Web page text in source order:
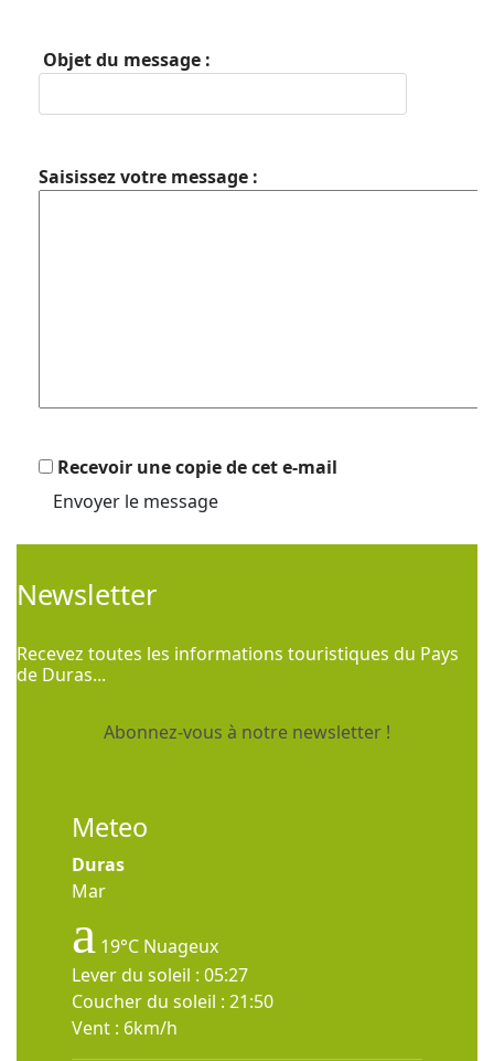
Objet du message :
Saisissez votre message :
Recevoir une copie de cet e-mail
Envoyer le message
Newsletter
Recevez toutes les informations touristiques du Pays
de Duras...
Abonnez-vous à notre newsletter !
Meteo
Duras
Mar
19°C Nuageux
Lever du soleil : 05:27
Coucher du soleil : 21:50
Vent : 6km/h